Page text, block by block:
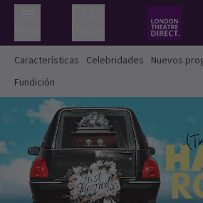
Características Celebridades
Nuevos
Fundición